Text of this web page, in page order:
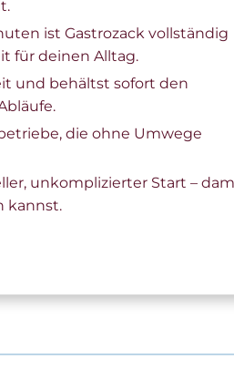
ist Gastrozack vollständig
für deinen Alltag.
und behältst sofort den
die ohne Umwege
unkomplizierter Start –
kannst.